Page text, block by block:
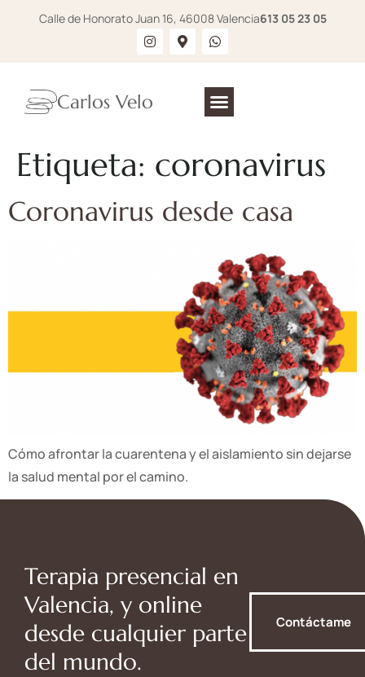
Calle de Honorato Juan 16, 46008 Valencia613 05 23 05
Carlos Velo
Etiqueta: coronavirus
Coronavirus desde casa
Cómo afrontar la cuarentena y el aislamiento sin dejarse
la salud mental por el camino.
Terapia presencial en
Valencia, y online
desde cualquier parte
del mundo.
Contáctame